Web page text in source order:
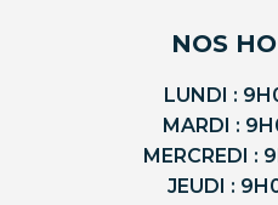
NOS
LUNDI :
MARDI :
MERCREDI :
JEUDI :